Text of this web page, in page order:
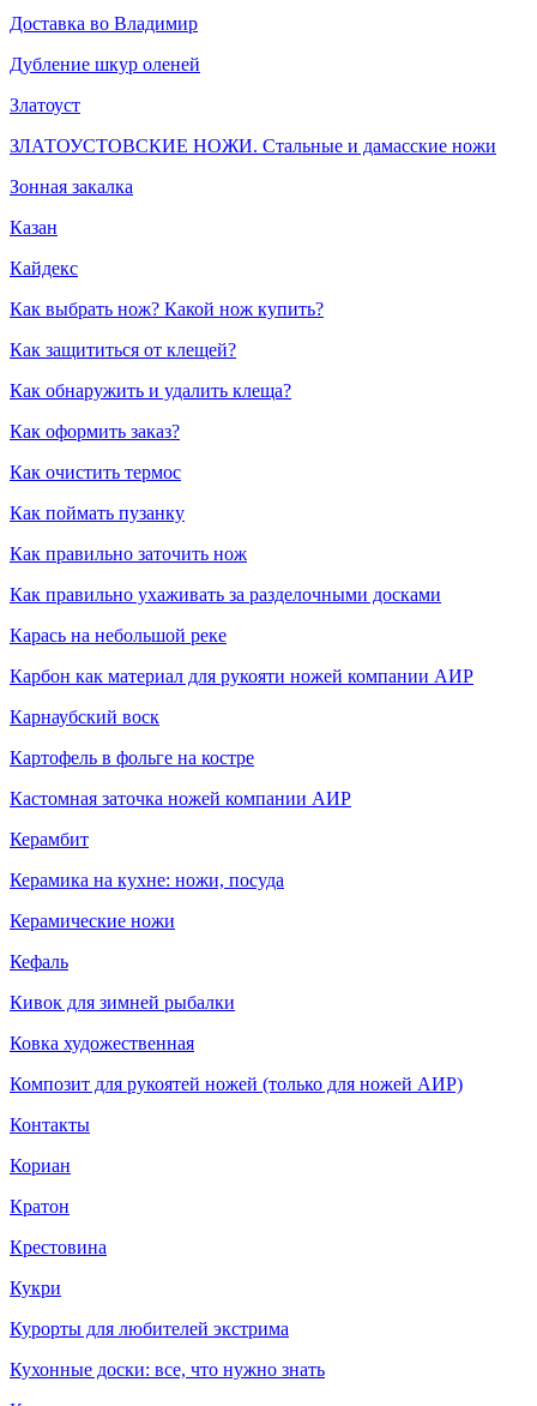
Доставка во Владимир
Дубление шкур оленей
Златоуст
ЗЛАТОУСТОВСКИЕ НОЖИ. Стальные и дамасские ножи
Зонная закалка
Казан
Кайдекс
Как выбрать нож? Какой нож купить?
Как защититься от клещей?
Как обнаружить и удалить клеща?
Как оформить заказ?
Как очистить термос
Как поймать пузанку
Как правильно заточить нож
Как правильно ухаживать за разделочными досками
Карась на небольшой реке
Карбон как материал для рукояти ножей компании АИР
Карнаубский воск
Картофель в фольге на костре
Кастомная заточка ножей компании АИР
Керамбит
Керамика на кухне: ножи, посуда
Керамические ножи
Кефаль
Кивок для зимней рыбалки
Ковка художественная
Композит для рукоятей ножей (только для ножей АИР)
Контакты
Кориан
Кратон
Крестовина
Кукри
Курорты для любителей экстрима
Кухонные доски: все, что нужно знать